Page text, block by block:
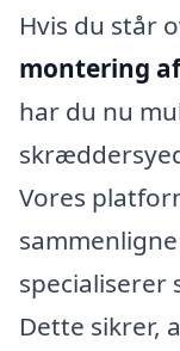
Hvis du står
montering
har du nu
Vores
specialiserer
Dette sikrer,